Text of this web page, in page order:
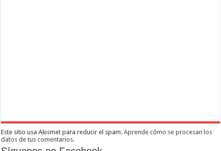
Este sitio usa Akismet para reducir el spam.Aprende cómo se procesan los
datos de tus comentarios.